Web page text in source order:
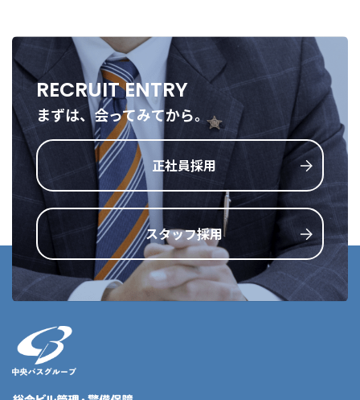
RECRUIT ENTRY
まずは、会ってみてから。
正社員採用
スタッフ採用